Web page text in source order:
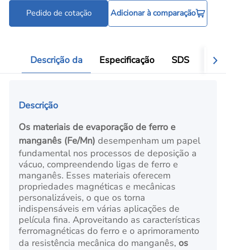
Pedido de cotação Adicionar à comparação
Descrição da Especificação SDS
Descrição
Os materiais de evaporação de ferro e
manganês (Fe/Mn) desempenham um papel
fundamental nos processos de deposição a
vácuo, compreendendo ligas de ferro e
manganês. Esses materiais oferecem
propriedades magnéticas e mecânicas
personalizáveis, o que os torna
indispensáveis em várias aplicações de
película fina. Aproveitando as características
ferromagnéticas do ferro e o aprimoramento
da resistência mecânica do manganês, os